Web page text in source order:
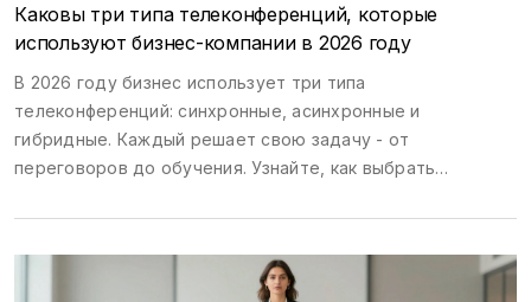
Каковы три типа телеконференций, которые
используют бизнес-компании в 2026 году
В 2026 году бизнес использует три типа
телеконференций: синхронные, асинхронные и
гибридные. Каждый решает свою задачу - от
переговоров до обучения. Узнайте, как выбрать
ошибок.